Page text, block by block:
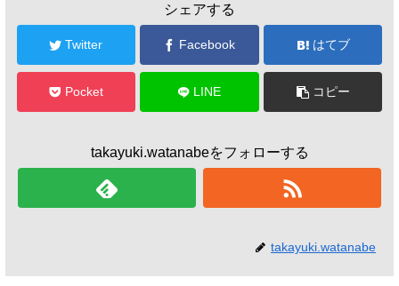
シェアする
Twitter Facebook はてブ
Pocket LINE コピー
takayuki.watanabeをフォローする
takayuki.watanabe